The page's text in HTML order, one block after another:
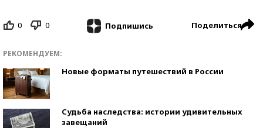
0 0 Подпишись Поделиться
РЕКОМЕНДУЕМ:
Новые форматы путешествий в России
Судьба наследства: истории удивительных
завещаний